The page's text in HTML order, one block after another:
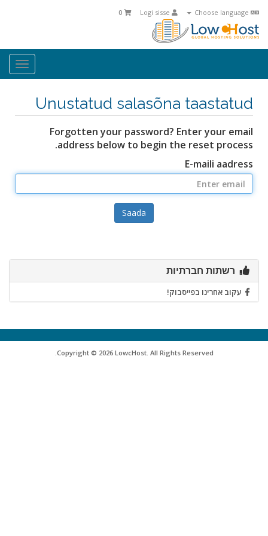
0
Unustatud salasõna taastatud
Forgotten your password? Enter your email
address below to begin the reset process.
E-maili aadress
Saada
רשתות חברתיות
עקוב אחרינו בפייסבוק!
Copyright © 2026 LowcHost. All Rights Reserved.